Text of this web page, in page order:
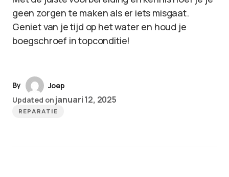
geen zorgen te maken als er iets misgaat.
Geniet van je tijd op het water en houd je
boegschroef in topconditie!
By
Joep
Updated on januari 12, 2025
REPARATIE